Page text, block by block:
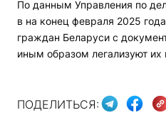
По данным Управления по
в на конец февраля 2025
граждан Беларуси с
иным образом легализуют их
ПОДЕЛИТЬСЯ: